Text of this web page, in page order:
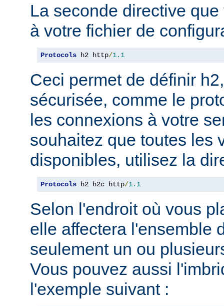
La seconde directive
à votre fichier de
Protocols h2 http/1.1
Ceci permet de définir
sécurisée, comme le
les connexions à votre
souhaitez que toutes les
disponibles, utilisez la
Protocols h2 h2c http/1.1
Selon l'endroit où vous
elle affectera l'ensemble
seulement un ou
Vous pouvez aussi
l'exemple suivant :